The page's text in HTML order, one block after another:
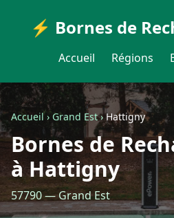
⚡ Bornes de
Accueil Régions
Accueil›Grand Est›Hattigny
Bornes de
à Hattigny
57790 — Grand Est